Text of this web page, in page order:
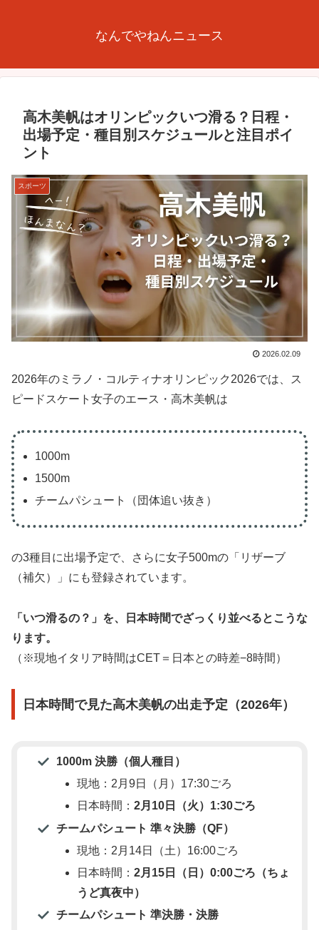
なんでやねんニュース
高木美帆はオリンピックいつ滑る？日程・
出場予定・種目別スケジュールと注目ポイ
ント
スポーツ
2026.02.09
2026年のミラノ・コルティナオリンピック2026では、ス
ピードスケート女子のエース・高木美帆は
1000m
1500m
チームパシュート（団体追い抜き）
の3種目に出場予定で、さらに女子500mの「リザーブ
（補欠）」にも登録されています。
「いつ滑るの？」を、日本時間でざっくり並べるとこうな
ります。
（※現地イタリア時間はCET＝日本との時差−8時間）
日本時間で見た高木美帆の出走予定（2026年）
1000m 決勝（個人種目）
現地：2月9日（月）17:30ごろ
日本時間： 2月10日（火）1:30ごろ
チームパシュート 準々決勝（QF）
現地：2月14日（土）16:00ごろ
日本時間： 2月15日（日）0:00ごろ（ちょ
うど真夜中）
チームパシュート 準決勝・決勝